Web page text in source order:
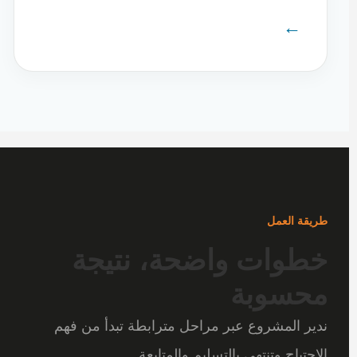
←
طريقة العمل
خطوات واضحة، نتيجة
محسوبة
ندير المشروع عبر مراحل مترابطة تبدأ من فهم